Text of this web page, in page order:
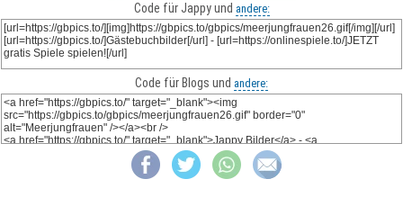
Code für Jappy und andere:
Code für Blogs und andere: